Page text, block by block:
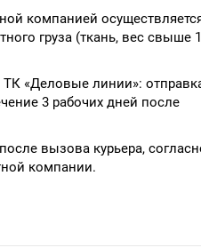
компанией
груза (ткань, вес свыше
ТК «Деловые линии»:
3 рабочих дней после
вызова курьера,
компании.